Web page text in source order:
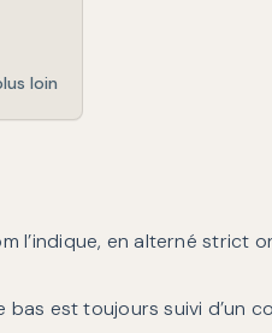
loin
l’indique, en alterné strict
bas est toujours suivi d’un